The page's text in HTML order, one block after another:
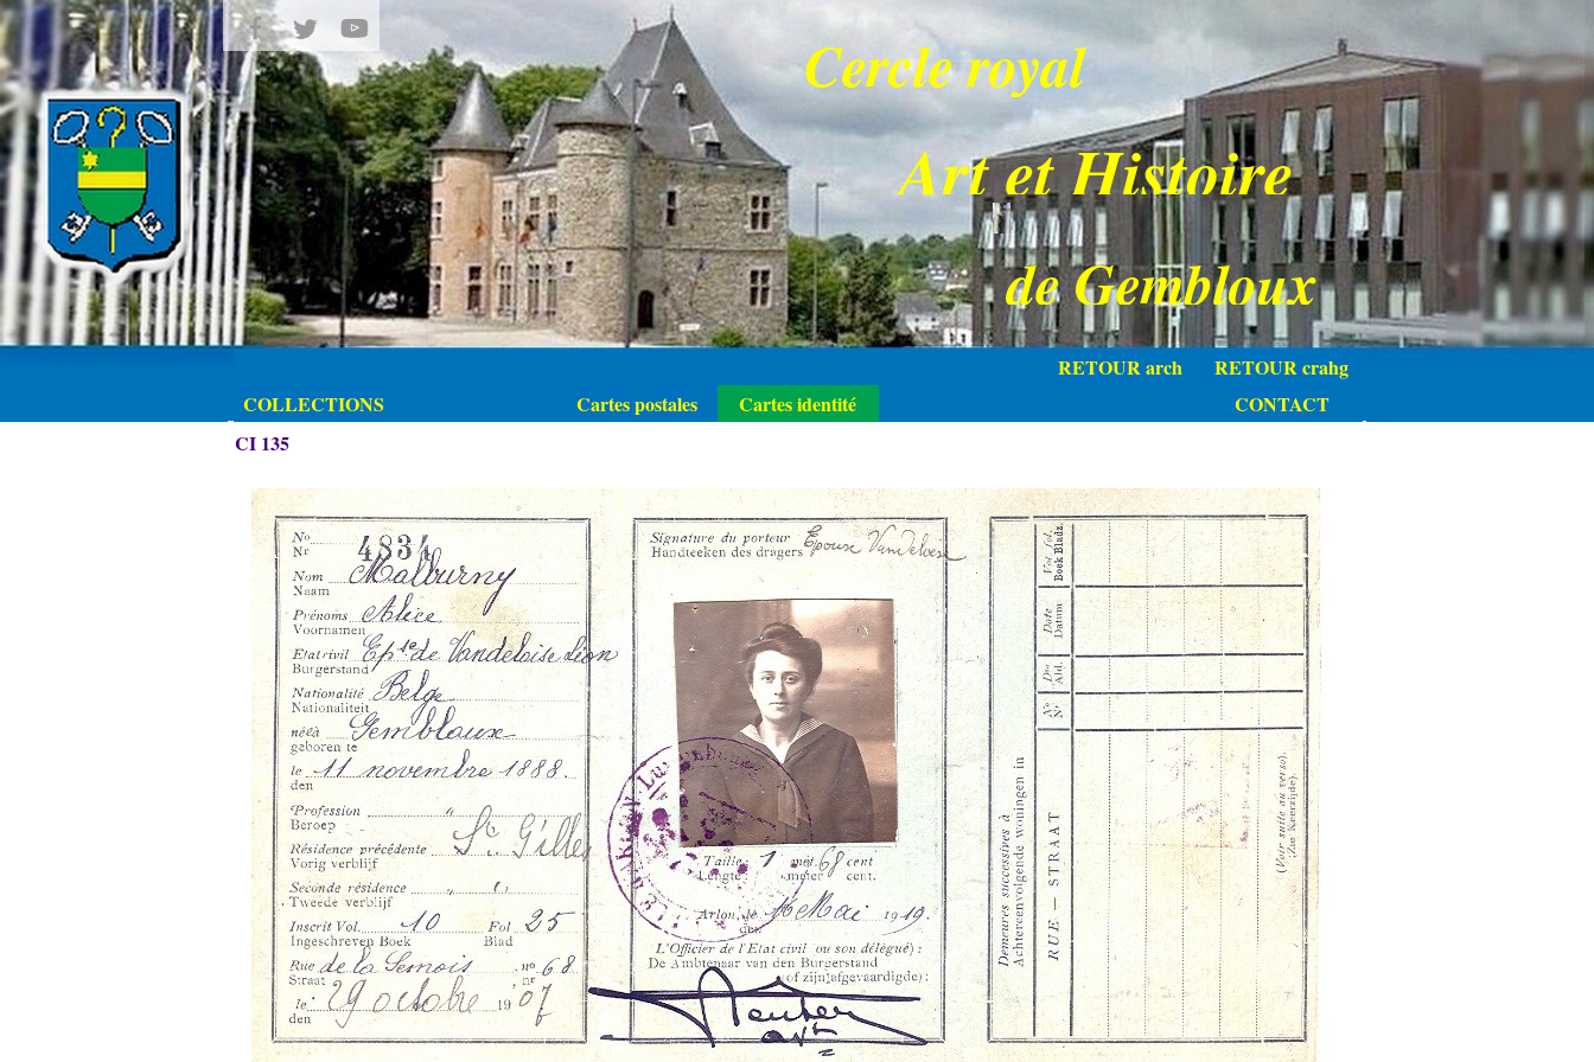
de Gembloux
Art et Histoire
Cercle royal
RETOUR arch
RETOUR crahg
COLLECTIONS
Cartes postales Cartes identité
CONTACT
CI 135